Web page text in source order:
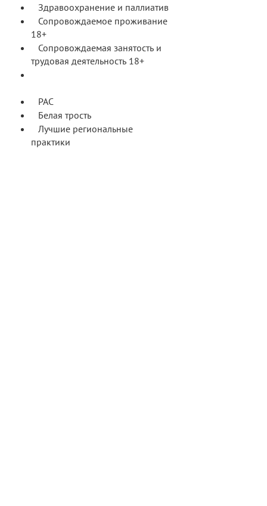
Здравоохранение и паллиатив
Сопровождаемое проживание
18+
Сопровождаемая занятость и
трудовая деятельность 18+
РАС
Белая трость
Лучшие региональные
практики